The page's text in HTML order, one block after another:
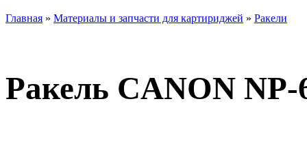
Главная » Материалы и запчасти для картириджей » Ракели
Ракель CANON